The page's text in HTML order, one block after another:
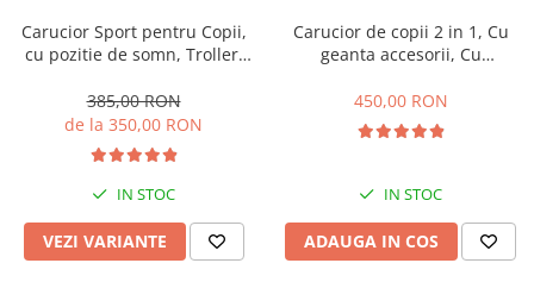
Carucior Sport pentru Copii,
cu pozitie de somn, Troller,
Tehnologia inovatoare One-
Hand Folding
385,00 RON
de la 350,00 RON
IN STOC
VEZI VARIANTE
Carucior de copii 2 in 1, Cu
geanta accesorii, Cu
Pliabil ergonomic, Belecoo,
roz
450,00 RON
IN STOC
ADAUGA IN COS